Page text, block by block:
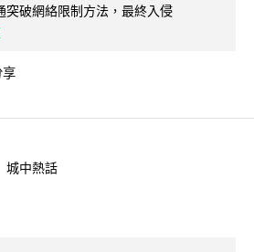
破網絡限制方法，最終入侵
城中熱話